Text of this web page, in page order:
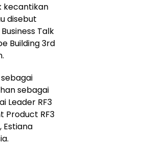
kecantikan
disebut
Talk
Building 3rd
sebagai
Leader RF3
Product RF3
Estiana